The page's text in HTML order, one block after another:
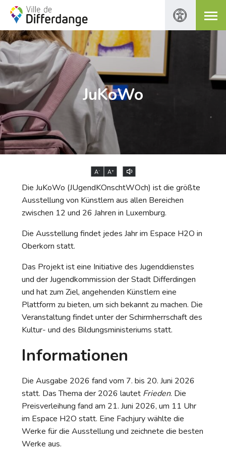
JuKoWo
A- A+
Die JuKoWo (JUgendKOnschtWOch) ist die größte
Ausstellung von Künstlern aus allen Bereichen
zwischen 12 und 26 Jahren in Luxemburg.
Die Ausstellung findet jedes Jahr im Espace H2O in
Oberkorn statt.
Das Projekt ist eine Initiative des Jugenddienstes
und der Jugendkommission der Stadt Differdingen
und hat zum Ziel, angehenden Künstlern eine
Plattform zu bieten, um sich bekannt zu machen. Die
Veranstaltung findet unter der Schirmherrschaft des
Kultur- und des Bildungsministeriums statt.
Informationen
Die Ausgabe 2026 fand vom 7. bis 20. Juni 2026
statt. Das Thema der 2026 lautet Frieden. Die
Preisverleihung fand am 21. Juni 2026, um 11 Uhr
im Espace H2O statt. Eine Fachjury wählte die
Werke für die Ausstellung und zeichnete die besten
Werke aus.